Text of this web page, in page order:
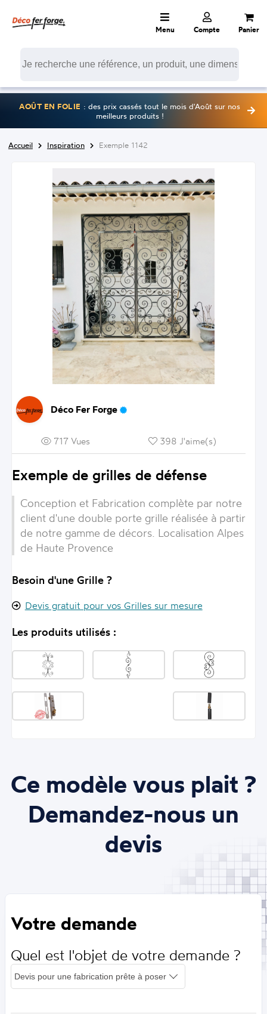
Menu Compte Panier
AOÛT EN FOLIE : des prix cassés tout le mois d'Août sur nos
meilleurs produits !
Accueil Inspiration Exemple 1142
Déco Fer Forge
717 Vues 398 J'aime(s)
Exemple de grilles de défense
Conception et Fabrication complète par notre
client d'une double porte grille réalisée à partir
de notre gamme de décors. Localisation Alpes
de Haute Provence
Besoin d'une Grille ?
Devis gratuit pour vos Grilles sur mesure
Les produits utilisés :
Ce modèle vous plait ?
Demandez-nous un
devis
Votre demande
Quel est l'objet de votre demande ?